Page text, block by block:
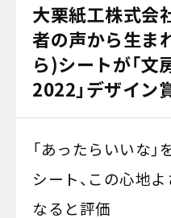
大栗紙工株式会
者の声から生
ら)シートが「文
2022」デザイン
「あったらいいな
シート、この心地
なると評価